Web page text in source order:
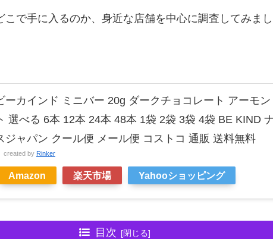
で手に入るのか、身近な店舗を中心に調査してみまし
ーカインド ミニバー 20g ダークチョコレート アーモ
選べる 6本 12本 24本 48本 1袋 2袋 3袋 4袋 BE KIND
ジャパン クール便 メール便 コストコ 通販 送料無料
created by Rinker
Amazon 楽天市場 Yahooショッピング
目次